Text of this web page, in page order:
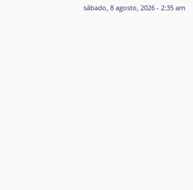
sábado, 8 agosto, 2026 - 2:35 am